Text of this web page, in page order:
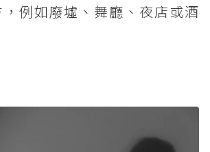
例如廢墟、舞廳、夜店或酒